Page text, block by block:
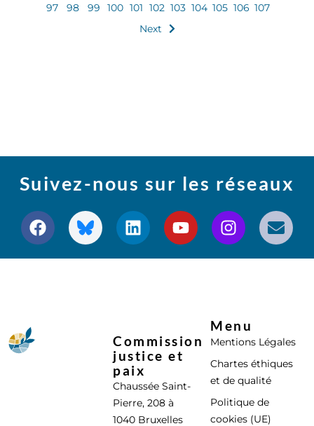
97
98 99 100 101 102 103 104 105 106 107
Next
Suivez-nous sur les réseaux
Commission
justice et
paix
Chaussée Saint-
Pierre, 208 à
1040 Bruxelles
Menu
Mentions Légales
Chartes éthiques
et de qualité
Politique de
cookies (UE)